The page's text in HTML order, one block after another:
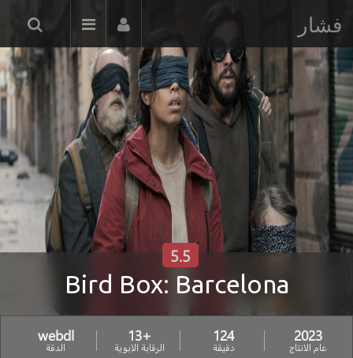
فشار
Bird Box: Barcelona
5.5
2023
عام الانتاج
124
دقيقة
+13
الرقابة الابوية
webdl
الدقة